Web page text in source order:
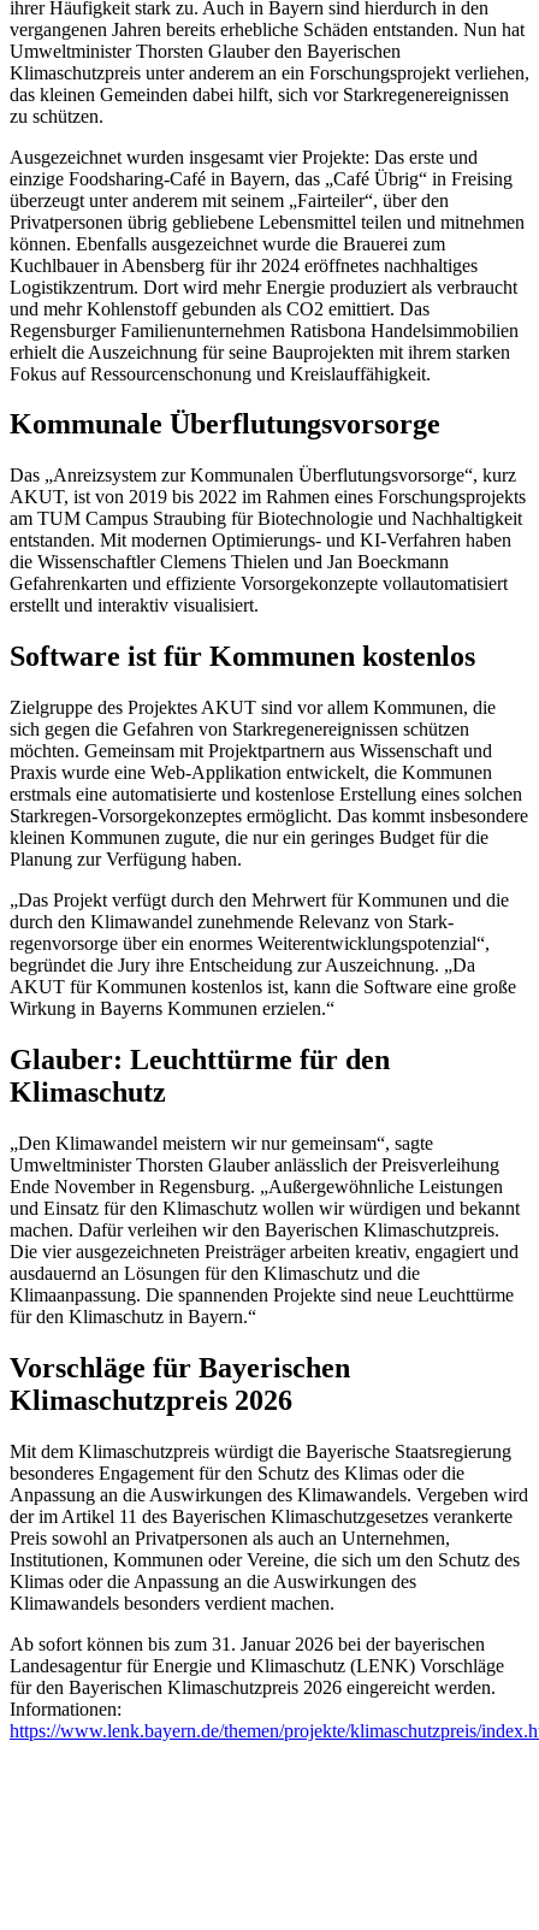
ihrer Häufigkeit stark zu. Auch in Bayern sind hierdurch in den
vergangenen Jahren bereits erhebliche Schäden entstanden. Nun hat
Umweltminister Thorsten Glauber den Bayerischen
Klimaschutzpreis unter anderem an ein Forschungsprojekt verliehen,
das kleinen Gemeinden dabei hilft, sich vor Starkregenereignissen
zu schützen.
Ausgezeichnet wurden insgesamt vier Projekte: Das erste und
einzige Foodsharing-Café in Bayern, das „Café Übrig“ in Freising
überzeugt unter anderem mit seinem „Fairteiler“, über den
Privatpersonen übrig gebliebene Lebensmittel teilen und mitnehmen
können. Ebenfalls ausgezeichnet wurde die Brauerei zum
Kuchlbauer in Abensberg für ihr 2024 eröffnetes nachhaltiges
Logistikzentrum. Dort wird mehr Energie produziert als verbraucht
und mehr Kohlenstoff gebunden als CO2 emittiert. Das
Regensburger Familienunternehmen Ratisbona Handelsimmobilien
erhielt die Auszeichnung für seine Bauprojekten mit ihrem starken
Fokus auf Ressourcenschonung und Kreislauffähigkeit.
Kommunale Überflutungsvorsorge
Das „Anreizsystem zur Kommunalen Überflutungsvorsorge“, kurz
AKUT, ist von 2019 bis 2022 im Rahmen eines Forschungsprojekts
am TUM Campus Straubing für Biotechnologie und Nachhaltigkeit
entstanden. Mit modernen Optimierungs- und KI-Verfahren haben
die Wissenschaftler Clemens Thielen und Jan Boeckmann
Gefahrenkarten und effiziente Vorsorgekonzepte vollautomatisiert
erstellt und interaktiv visualisiert.
Software ist für Kommunen kostenlos
Zielgruppe des Projektes AKUT sind vor allem Kommunen, die
sich gegen die Gefahren von Starkregenereignissen schützen
möchten. Gemeinsam mit Projektpartnern aus Wissenschaft und
Praxis wurde eine Web-Applikation entwickelt, die Kommunen
erstmals eine automatisierte und kostenlose Erstellung eines solchen
Starkregen-Vorsorgekonzeptes ermöglicht. Das kommt insbesondere
kleinen Kommunen zugute, die nur ein geringes Budget für die
Planung zur Verfügung haben.
„Das Projekt verfügt durch den Mehrwert für Kommunen und die
durch den Klimawandel zunehmende Relevanz von Stark-
regenvorsorge über ein enormes Weiterentwicklungspotenzial“,
begründet die Jury ihre Entscheidung zur Auszeichnung. „Da
AKUT für Kommunen kostenlos ist, kann die Software eine große
Wirkung in Bayerns Kommunen erzielen.“
Glauber: Leuchttürme für den
Klimaschutz
„Den Klimawandel meistern wir nur gemeinsam“, sagte
Umweltminister Thorsten Glauber anlässlich der Preisverleihung
Ende November in Regensburg. „Außergewöhnliche Leistungen
und Einsatz für den Klimaschutz wollen wir würdigen und bekannt
machen. Dafür verleihen wir den Bayerischen Klimaschutzpreis.
Die vier ausgezeichneten Preisträger arbeiten kreativ, engagiert und
ausdauernd an Lösungen für den Klimaschutz und die
Klimaanpassung. Die spannenden Projekte sind neue Leuchttürme
für den Klimaschutz in Bayern.“
Vorschläge für Bayerischen
Klimaschutzpreis 2026
Mit dem Klimaschutzpreis würdigt die Bayerische Staatsregierung
besonderes Engagement für den Schutz des Klimas oder die
Anpassung an die Auswirkungen des Klimawandels. Vergeben wird
der im Artikel 11 des Bayerischen Klimaschutzgesetzes verankerte
Preis sowohl an Privatpersonen als auch an Unternehmen,
Institutionen, Kommunen oder Vereine, die sich um den Schutz des
Klimas oder die Anpassung an die Auswirkungen des
Klimawandels besonders verdient machen.
Ab sofort können bis zum 31. Januar 2026 bei der bayerischen
Landesagentur für Energie und Klimaschutz (LENK) Vorschläge
für den Bayerischen Klimaschutzpreis 2026 eingereicht werden.
Informationen:
https://www.lenk.bayern.de/themen/projekte/klimaschutzpreis/